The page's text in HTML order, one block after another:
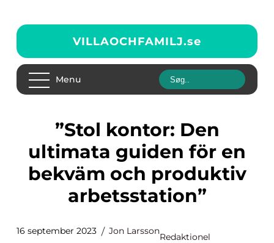
VILLAOCHFAMILJ.se
Menu
”Stol kontor: Den
ultimata guiden för en
bekväm och produktiv
arbetsstation”
16 september 2023 Jon Larsson
Redaktionel